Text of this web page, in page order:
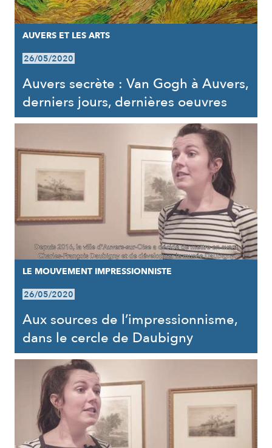
AUVERS ET LES ARTS
26/05/2020
Auvers secrète : Van Gogh à Auvers,
derniers jours, dernières oeuvres
LE MOUVEMENT IMPRESSIONNISTE
26/05/2020
Aux sources de l’impressionnisme,
dans le cercle de Daubigny